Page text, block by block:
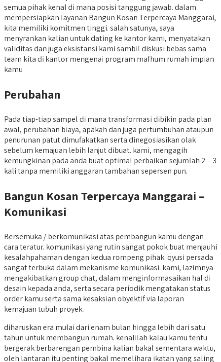
semua pihak kenal di mana posisi tanggung jawab. dalam
mempersiapkan layanan Bangun Kosan Terpercaya Manggarai,
kita memiliki komitmen tinggi. salah satunya, saya
menyrankan kalian untuk dating ke kantor kami, menyatakan
validitas dan juga eksistansi kami sambil diskusi bebas sama
team kita di kantor mengenai program mafhum rumah impian
kamu
Perubahan
Pada tiap-tiap sampel di mana transformasi dibikin pada plan
awal, perubahan biaya, apakah dan juga pertumbuhan ataupun
penurunan patut dimufakatkan serta dinegosiasikan olak
sebelum kemajuan lebih lanjut dibuat. kami, mengagih
kemungkinan pada anda buat optimal perbaikan sejumlah 2 – 3
kali tanpa memiliki anggaran tambahan sepersen pun.
Bangun Kosan Terpercaya Manggarai –
Komunikasi
Bersemuka / berkomunikasi atas pembangun kamu dengan
cara teratur. komunikasi yang rutin sangat pokok buat menjauhi
kesalahpahaman dengan kedua rompeng pihak. qyusi persada
sangat terbuka dalam mekanisme komunikasi. kami, lazimnya
mengakibatkan group chat, dalam menginformasaikan hal di
desain kepada anda, serta secara periodik mengatakan status
order kamu serta sama kesaksian obyektif via laporan
kemajuan tubuh proyek.
diharuskan era mulai dari enam bulan hingga lebih dari satu
tahun untuk membangun rumah. kenalilah kalau kamu tentu
bergerak berbarengan pembina kalian bakal sementara waktu,
oleh lantaran itu penting bakal memelihara ikatan yang saling